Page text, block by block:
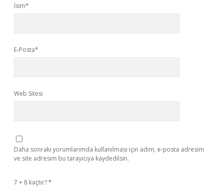
İsim*
E-Posta*
Web Sitesi
Daha sonraki yorumlarımda kullanılması için adım, e-posta adresim
ve site adresim bu tarayıcıya kaydedilsin.
7 + 8 kaçtır?*